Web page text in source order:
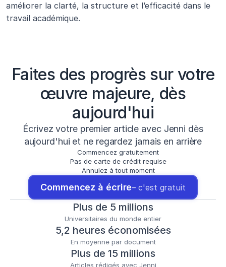
améliorer la clarté, la structure et l’efficacité dans le
travail académique.
Faites des progrès sur votre
œuvre majeure, dès
aujourd'hui
Écrivez votre premier article avec Jenni dès
aujourd'hui et ne regardez jamais en arrière
Commencez gratuitement
Pas de carte de crédit requise
Annulez à tout moment
Commencez à écrire– c'est gratuit
Plus de 5 millions
Universitaires du monde entier
5,2 heures économisées
En moyenne par document
Plus de 15 millions
Articles rédigés avec Jenni